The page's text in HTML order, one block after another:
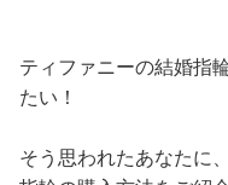
ティファニーの結婚指
たい！
そう思われたあなたに